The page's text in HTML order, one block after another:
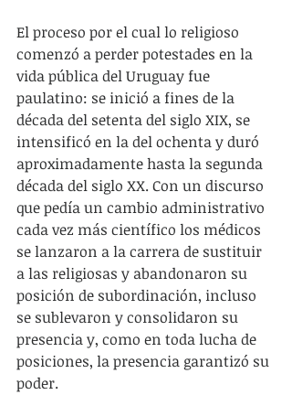
El proceso por el cual lo religioso
comenzó a perder potestades en la
vida pública del Uruguay fue
paulatino: se inició a fines de la
década del setenta del siglo XIX, se
intensificó en la del ochenta y duró
aproximadamente hasta la segunda
década del siglo XX. Con un discurso
que pedía un cambio administrativo
cada vez más científico los médicos
se lanzaron a la carrera de sustituir
a las religiosas y abandonaron su
posición de subordinación, incluso
se sublevaron y consolidaron su
presencia y, como en toda lucha de
posiciones, la presencia garantizó su
poder.